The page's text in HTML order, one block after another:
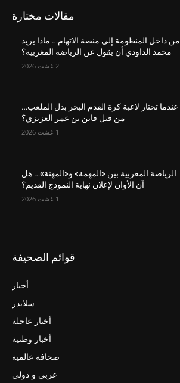
مقالات مختارة
من داخل المنظومة إلى منصة الاتهام… ماذا يريد
محمد الداودي أن يقول عن الرياضة المغربية؟
2 غشت 2026
عندما تختار لاعبة كرة القدم البحر بدل الملعب…
من قتل فاتن بن عمر العزيزي؟
1 غشت 2026
الرياضة المغربية بين «المهمة» و«المهنة»… هل
آن الأوان لإعلان نهاية النموذج القديم؟
1 غشت 2026
قوائم الصحيفة
أخبار
سلايدر
أخبار عاجلة
أخبار وطنية
صحافة عالمية
عربي و دولي